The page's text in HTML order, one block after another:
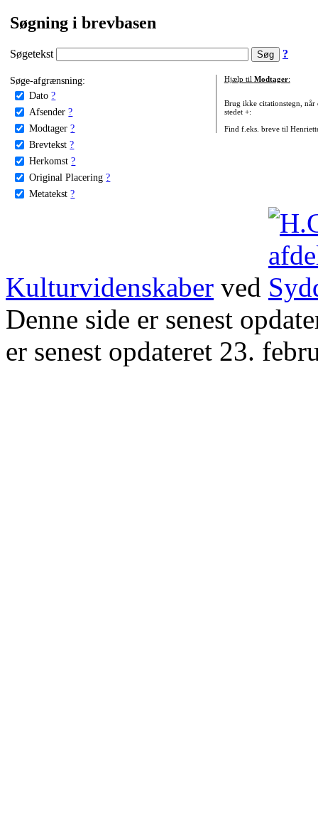
Søgning i brevbasen
Søgetekst ?
Søge-afgrænsning:
Dato ?
Afsender ?
Modtager ?
Brevtekst ?
Herkomst ?
Original Placering ?
Metatekst ?
Hjælp til Modtager:
Brug ikke citationstegn, når
stedet +:
Find f.eks. breve til
Kulturvidenskaber ved
Denne side er senest
er senest opdateret 23.